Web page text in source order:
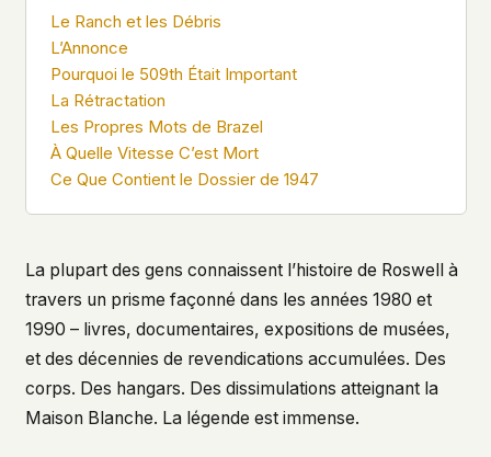
what devices they use, or whether they come
We think the tradeoff is worth it. The UFO/UAP
topic attracts government attention, and the
people reading about it deserve to do so without
being watched. If you're a whistleblower, a
military service member, a Hill staffer, or just
someone who's curious – your visit here is yours
Your internet provider can see that you
connected to ufouap.com (they can see this for
every website you visit). Your DNS provider
resolves the domain. Standard web server logs
don't use them, but we can't pretend they don't
exist.
Le Ranch et les Débris
L’Annonce
Pourquoi le 509th Était Important
La Rétractation
Les Propres Mots de Brazel
À Quelle Vitesse C’est Mort
Ce Que Contient le Dossier de 1947
La plupart des gens connaissent l’histoire de Roswell à
travers un prisme façonné dans les années 1980 et
1990 – livres, documentaires, expositions de musées,
et des décennies de revendications accumulées. Des
corps. Des hangars. Des dissimulations atteignant la
Maison Blanche. La légende est immense.